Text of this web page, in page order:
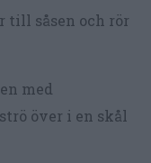
till såsen och rör
med
över i en skål